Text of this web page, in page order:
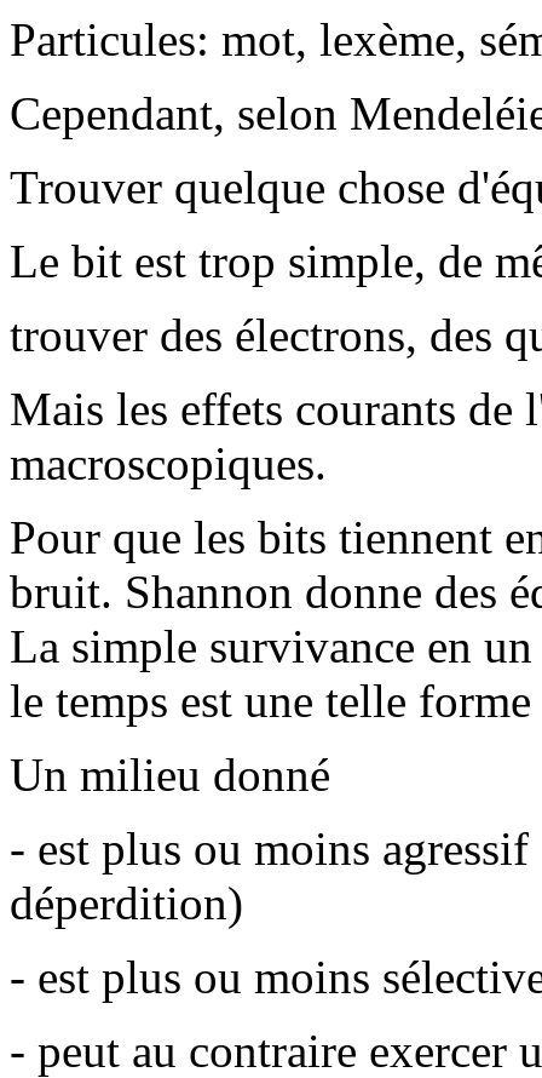
Particules: mot, lexème,
Cependant, selon
Trouver quelque chose
Le bit est trop simple, de
trouver des électrons, des
Mais les effets courants
macroscopiques.
Pour que les bits tiennent
bruit. Shannon donne des
La simple survivance en
le temps est une telle forme
Un milieu donné
- est plus ou moins
déperdition)
- est plus ou moins
- peut au contraire exercer